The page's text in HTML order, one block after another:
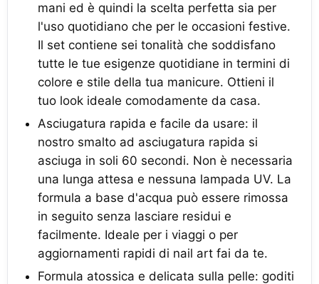
mani ed è quindi la scelta perfetta sia per
l'uso quotidiano che per le occasioni festive.
Il set contiene sei tonalità che soddisfano
tutte le tue esigenze quotidiane in termini di
colore e stile della tua manicure. Ottieni il
tuo look ideale comodamente da casa.
Asciugatura rapida e facile da usare: il
nostro smalto ad asciugatura rapida si
asciuga in soli 60 secondi. Non è necessaria
una lunga attesa e nessuna lampada UV. La
formula a base d'acqua può essere rimossa
in seguito senza lasciare residui e
facilmente. Ideale per i viaggi o per
aggiornamenti rapidi di nail art fai da te.
Formula atossica e delicata sulla pelle: goditi